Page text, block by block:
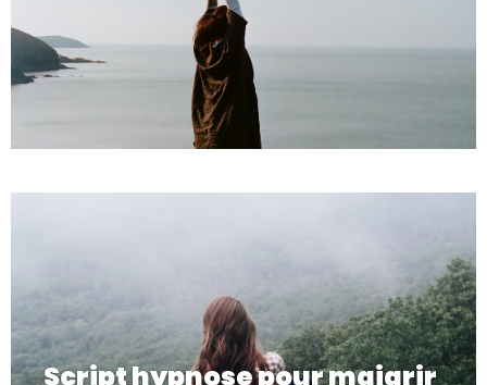
Script hypnose pour maigrir